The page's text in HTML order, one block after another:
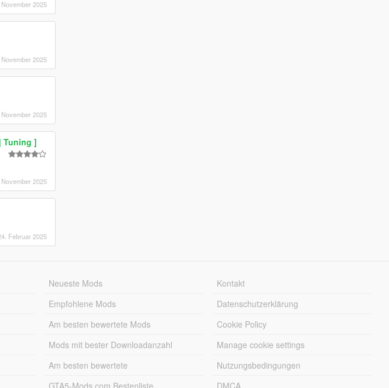
November 2025
November 2025
November 2025
Tuning ]
November 2025
Februar 2025
Neueste Mods
Empfohlene Mods
Am besten bewertete Mods
Mods mit bester Downloadanzahl
Am besten bewertete
GTA5-Mods.com Bestenliste
Kontakt
Datenschutzerklärung
Cookie Policy
Manage cookie settings
Nutzungsbedingungen
DMCA